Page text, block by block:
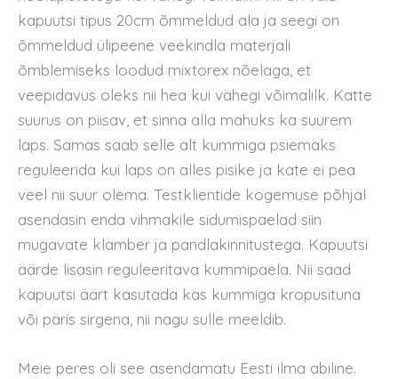
kapuutsi tipus 20cm õmmeldud ala ja seegi on
õmmeldud ülipeene veekindla materjali
õmblemiseks loodud mixtorex nõelaga, et
veepidavus oleks nii hea kui vähegi võimalilk. Katte
suurus on piisav, et sinna alla mahuks ka suurem
laps. Samas saab selle alt kummiga psiemaks
reguleerida kui laps on alles pisike ja kate ei pea
veel nii suur olema. Testklientide kogemuse põhjal
asendasin enda vihmakile sidumispaelad siin
mugavate klamber ja pandlakinnitustega. Kapuutsi
äärde lisasin reguleeritava kummipaela. Nii saad
kapuutsi äärt kasutada kas kummiga kropusituna
või päris sirgena, nii nagu sulle meeldib.
Meie peres oli see asendamatu Eesti ilma abiline.